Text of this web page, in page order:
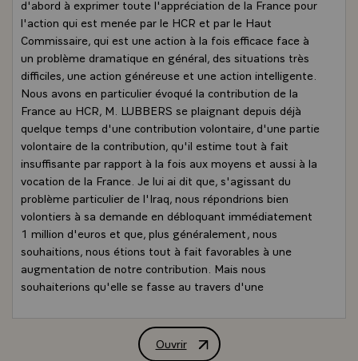
d'abord à exprimer toute l'appréciation de la France pour
l'action qui est menée par le HCR et par le Haut
Commissaire, qui est une action à la fois efficace face à
un problème dramatique en général, des situations très
difficiles, une action généreuse et une action intelligente.
Nous avons en particulier évoqué la contribution de la
France au HCR, M. LUBBERS se plaignant depuis déjà
quelque temps d'une contribution volontaire, d'une partie
volontaire de la contribution, qu'il estime tout à fait
insuffisante par rapport à la fois aux moyens et aussi à la
vocation de la France. Je lui ai dit que, s'agissant du
problème particulier de l'Iraq, nous répondrions bien
volontiers à sa demande en débloquant immédiatement
1 million d'euros et que, plus généralement, nous
souhaitions, nous étions tout à fait favorables à une
augmentation de notre contribution. Mais nous
souhaiterions qu'elle se fasse au travers d'une
avons là un problème de doctrine. Je ne dis pas que nous
avons raison mais c'est notre position.
Ouvrir
Point de presse conjoint de MM.